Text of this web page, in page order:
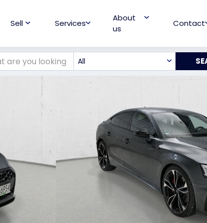
Sell Services
About
us
Contact
All